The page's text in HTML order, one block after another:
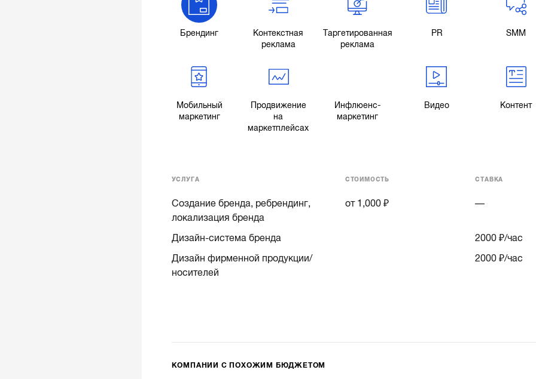
Брендинг
Контекстная
реклама
Таргетированная
реклама
PR SMM
Мобильный
маркетинг
Продвижение
на
маркетплейсах
Инфлюенс-
маркетинг
Видео Контент
УСЛУГА СТОИМОСТЬ СТАВКА
Создание бренда, ребрендинг,
локализация бренда
от 1,000 ₽ —
Дизайн-система бренда 2000 ₽/час
Дизайн фирменной продукции/
носителей
2000 ₽/час
КОМПАНИИ С ПОХОЖИМ БЮДЖЕТОМ